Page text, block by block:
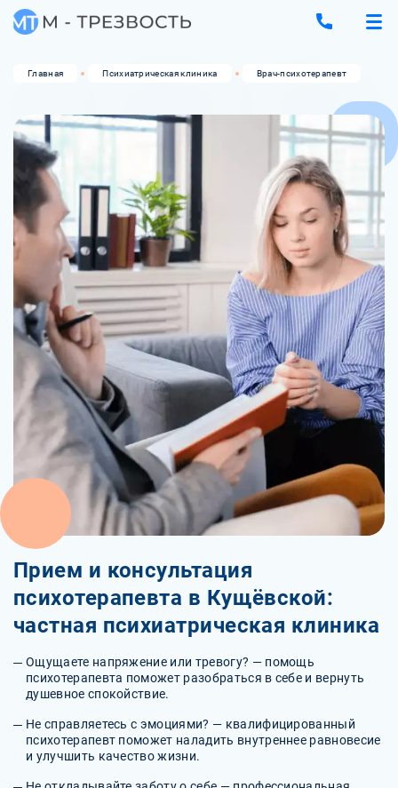
Главная Психиатрическая клиника Врач-психотерапевт
Прием и консультация
психотерапевта в Кущёвской:
частная психиатрическая клиника
Ощущаете напряжение или тревогу? — помощь
психотерапевта поможет разобраться в себе и вернуть
душевное спокойствие.
Не справляетесь с эмоциями? — квалифицированный
психотерапевт поможет наладить внутреннее равновесие
и улучшить качество жизни.